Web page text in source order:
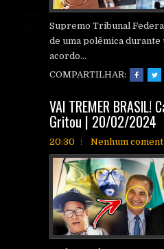
Supremo Tribunal
de uma polêmica durante
acordo...
COMPARTILHAR:
VAl TREMER
Gritou | 20/02/2024
20:30
Nenhum